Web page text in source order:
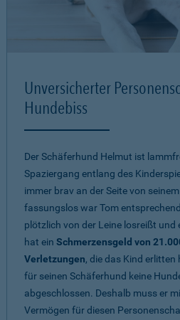
Unversicherter
Hundebiss
Der Schäferhund Helmut ist
Spaziergang entlang des
immer brav an der Seite von
fassungslos war Tom
plötzlich von der Leine losreißt und
hat ein Schmerzensgeld von
Verletzungen, die das Kind
für seinen Schäferhund keine
abgeschlossen. Deshalb muss er
Vermögen für diesen